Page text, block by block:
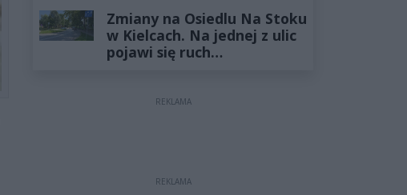
Zmiany na Osiedlu Na Stoku
w Kielcach. Na jednej z ulic
pojawi się ruch
REKLAMA
REKLAMA